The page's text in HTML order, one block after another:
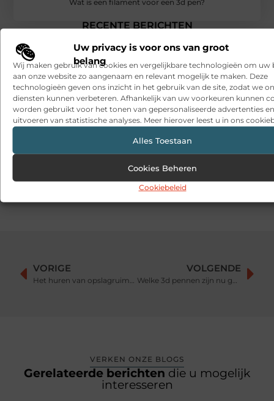
Uw privacy is voor ons van groot
belang
Wij maken gebruik van cookies en vergelijkbare technologieën om uw
aan onze website zo aangenaam en relevant mogelijk te maken. Deze
technologieën geven ons inzicht in het gebruik van de site, zodat we
diensten kunnen verbeteren. Afhankelijk van uw voorkeuren kunnen
worden gebruikt voor het tonen van gepersonaliseerde advertenties
uitvoeren van statistische analyses. Meer hierover leest u in ons
Alles Toestaan
Cookies Beheren
Cookiebeleid
Wat is een filament voor een 3d pen?
RECENTE BERICHTEN
Een deur die open blijft zonder gedoe
Sitcon: Specialist in beveiligingsoplossingen en
detectietechnologie
Hoe contentmarketing evolueert in het tijdperk van AI-
Dag van de Medewerker: wat is het en wat doen organisaties?
What a men’s barber sees in the details
VORIGE
Het huren van opslagruimte bij Opslagmarkt
VOLGENDE
Welke 3d pennen zijn nu goed
VERKEN ONZE BLOGS
Gerelateerde berichten die u mogelijk
interesseren